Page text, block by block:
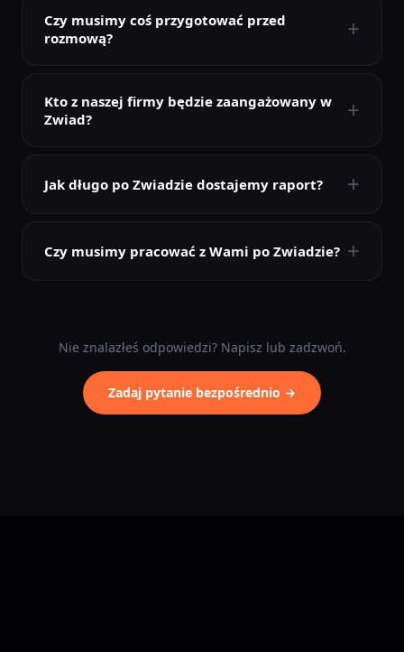
Czy musimy coś przygotować przed
rozmową?
+
Kto z naszej firmy będzie zaangażowany w
Zwiad?
+
Jak długo po Zwiadzie dostajemy raport? +
Czy musimy pracować z Wami po Zwiadzie? +
Nie znalazłeś odpowiedzi? Napisz lub zadzwoń.
Zadaj pytanie bezpośrednio →